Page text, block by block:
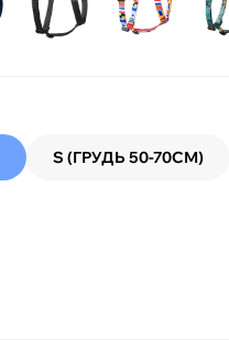
S (ГРУДЬ 50-70СМ)